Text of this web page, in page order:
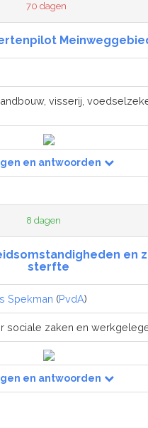
70 dagen
visserij,
en antwoorden
8 dagen
en
sterfte
Spekman (PvdA)
sociale zaken en
en antwoorden